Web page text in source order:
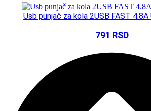
od 5
na osnovu
Usb punjač za kola 2USB FAST
791 RSD